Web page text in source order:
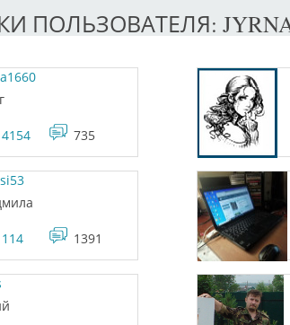
ПОЛЬЗОВАТЕЛЯ:
4154 735
114 1391